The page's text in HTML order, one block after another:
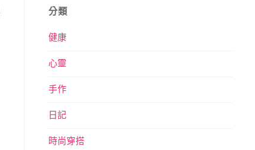
分類
健康
心靈
手作
日記
時尚穿搭